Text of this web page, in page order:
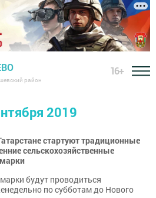
район
16+
2019
стартуют традиционные
сельскохозяйственные
будут проводиться
по субботам до Нового